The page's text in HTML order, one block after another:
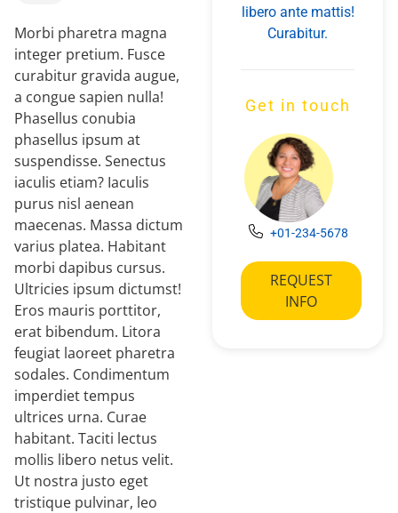
Morbi pharetra magna
integer pretium. Fusce
curabitur gravida augue,
a congue sapien nulla!
Phasellus conubia
phasellus ipsum at
suspendisse. Senectus
iaculis etiam? Iaculis
purus nisl aenean
maecenas. Massa dictum
varius platea. Habitant
morbi dapibus cursus.
Ultricies ipsum dictumst!
Eros mauris porttitor,
erat bibendum. Litora
feugiat laoreet pharetra
sodales. Condimentum
imperdiet tempus
ultrices urna. Curae
habitant. Taciti lectus
mollis libero netus velit.
Ut nostra justo eget
tristique pulvinar, leo
libero ante mattis!
Curabitur.
Get in touch
+01-234-5678
REQUEST
INFO